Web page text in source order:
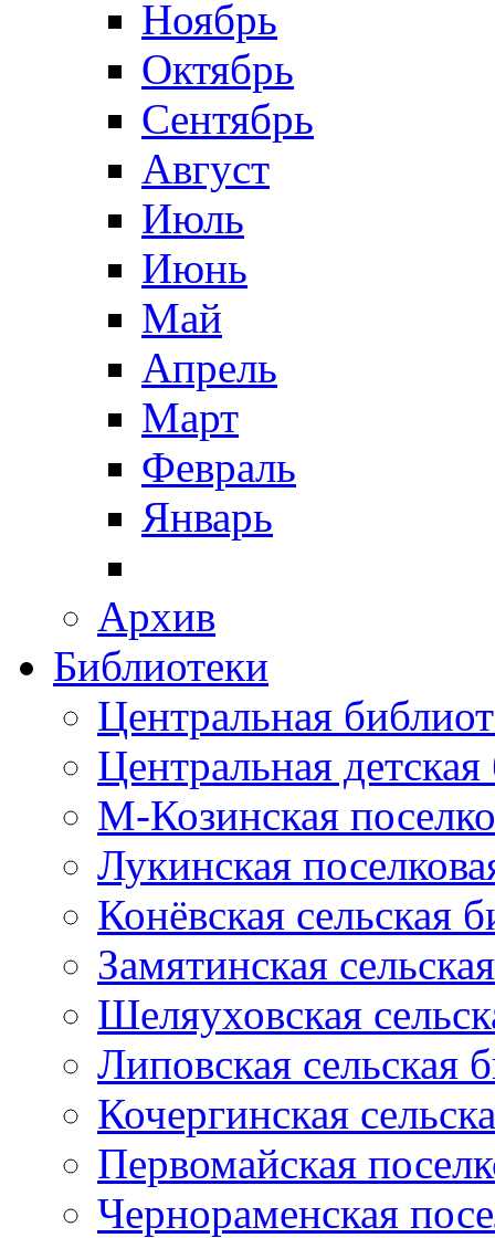
Ноябрь
Октябрь
Сентябрь
Август
Июль
Июнь
Май
Апрель
Март
Февраль
Январь
Архив
Библиотеки
Центральная
Центральная
М-Козинская
Лукинская
Конёвская сельская
Замятинская
Шеляуховская
Липовская сельская
Кочергинская
Первомайская
Чернораменская